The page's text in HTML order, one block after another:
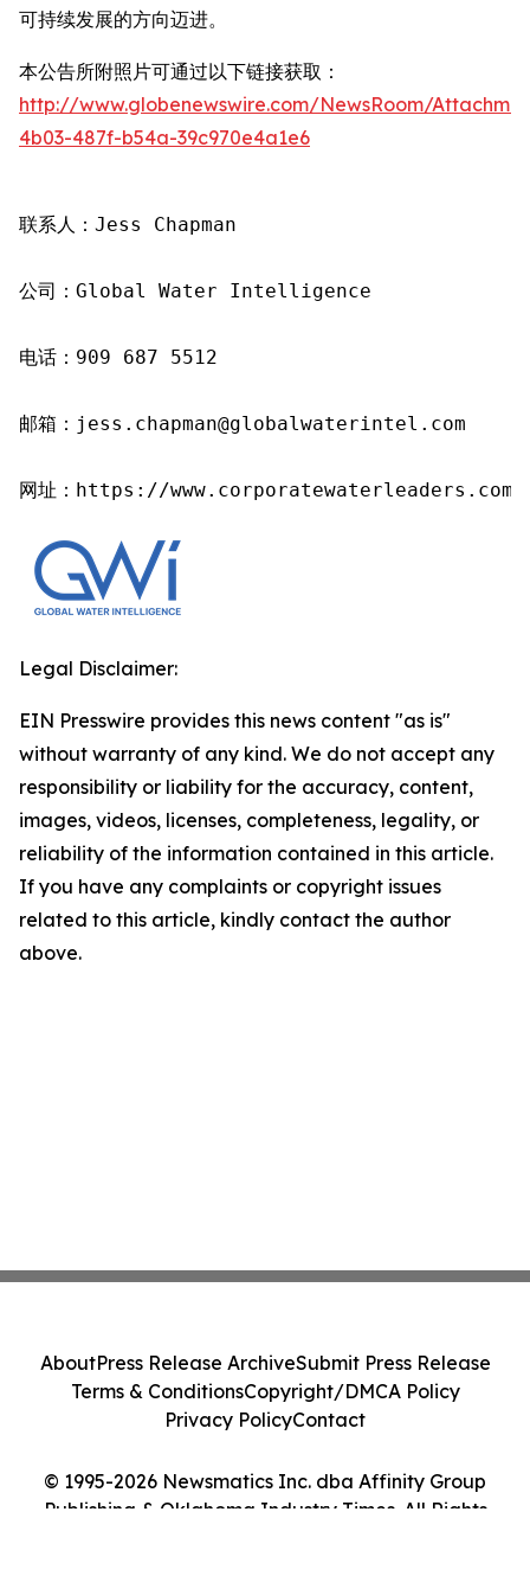
可持续发展的方向迈进。
本公告所附照片可通过以下链接获取：
http://www.globenewswire.com/NewsRoom/
4b03-487f-b54a-39c970e4a1e6
联系人：Jess Chapman
公司：Global Water Intelligence
电话：909 687 5512
邮箱：jess.chapman@globalwaterintel.com
网址：https://www.corporatewaterleaders.com
Legal Disclaimer:
EIN Presswire provides this news content "as is"
without warranty of any kind. We do not accept any
responsibility or liability for the accuracy, content,
images, videos, licenses, completeness, legality, or
reliability of the information contained in this article.
If you have any complaints or copyright issues
related to this article, kindly contact the author
above.
© 1995-2026 Newsmatics Inc. dba Affinity Group
Publishing & Oklahoma Industry Times. All Rights
AboutPress Release ArchiveSubmit Press Release
Terms & ConditionsCopyright/DMCA Policy
Privacy PolicyContact